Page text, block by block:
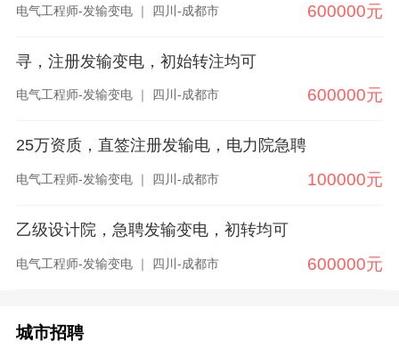
电气工程师-发输变电 ｜ 四川-成都市 600000元
寻，注册发输变电，初始转注均可
电气工程师-发输变电 ｜ 四川-成都市 600000元
25万资质，直签注册发输电，电力院急聘
电气工程师-发输变电 ｜ 四川-成都市 100000元
乙级设计院，急聘发输变电，初转均可
电气工程师-发输变电 ｜ 四川-成都市 600000元
城市招聘